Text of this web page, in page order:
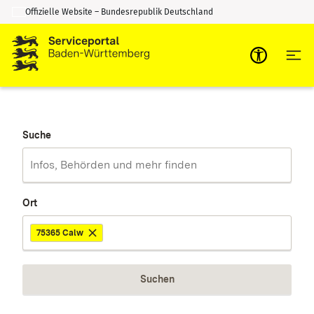
Zum Inhalt springen
Zur Suche springen
Offizielle Website – Bundesrepublik Deutschland
Suche
Ort
75365 Calw
Suchen